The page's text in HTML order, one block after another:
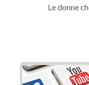
Le donne